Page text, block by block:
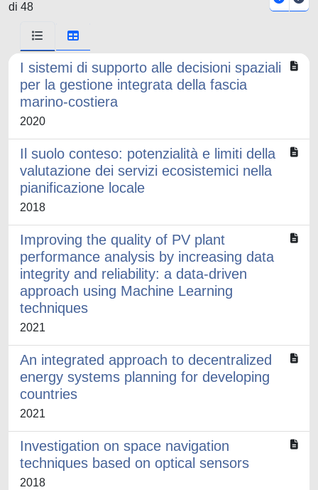
di 48
I sistemi di supporto alle decisioni spaziali
per la gestione integrata della fascia
marino-costiera
2020
Il suolo conteso: potenzialità e limiti della
valutazione dei servizi ecosistemici nella
pianificazione locale
2018
Improving the quality of PV plant
performance analysis by increasing data
integrity and reliability: a data-driven
approach using Machine Learning
techniques
2021
An integrated approach to decentralized
energy systems planning for developing
countries
2021
Investigation on space navigation
techniques based on optical sensors
2018